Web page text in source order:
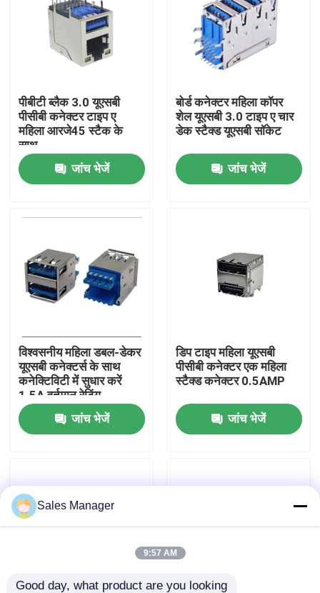
घर
हमारे बारे में
गुणवत्ता नियंत्रण
संपर्क करें
डीआईपी यूएसबी कनेक्टर
यूएसबी टाइप सी कनेक्टर
पीबीटी ब्लैक 3.0 यूएसबी
पीसीबी कनेक्टर टाइप ए
महिला आरजे45 स्टैक के
साथ
जांच भेजें
बोर्ड कनेक्टर महिला कॉपर
शेल यूएसबी 3.0 टाइप ए चार
डेक स्टैक्ड यूएसबी सॉकेट
जांच भेजें
विश्वसनीय महिला डबल-डेकर
यूएसबी कनेक्टर्स के साथ
कनेक्टिविटी में सुधार करें
1.5A वर्तमान रेटिंग
जांच भेजें
डिप टाइप महिला यूएसबी
पीसीबी कनेक्टर एक महिला
स्टैक्ड कनेक्टर 0.5AMP
जांच भेजें
Sales Manager
9:57 AM
Good day, what product are you looking